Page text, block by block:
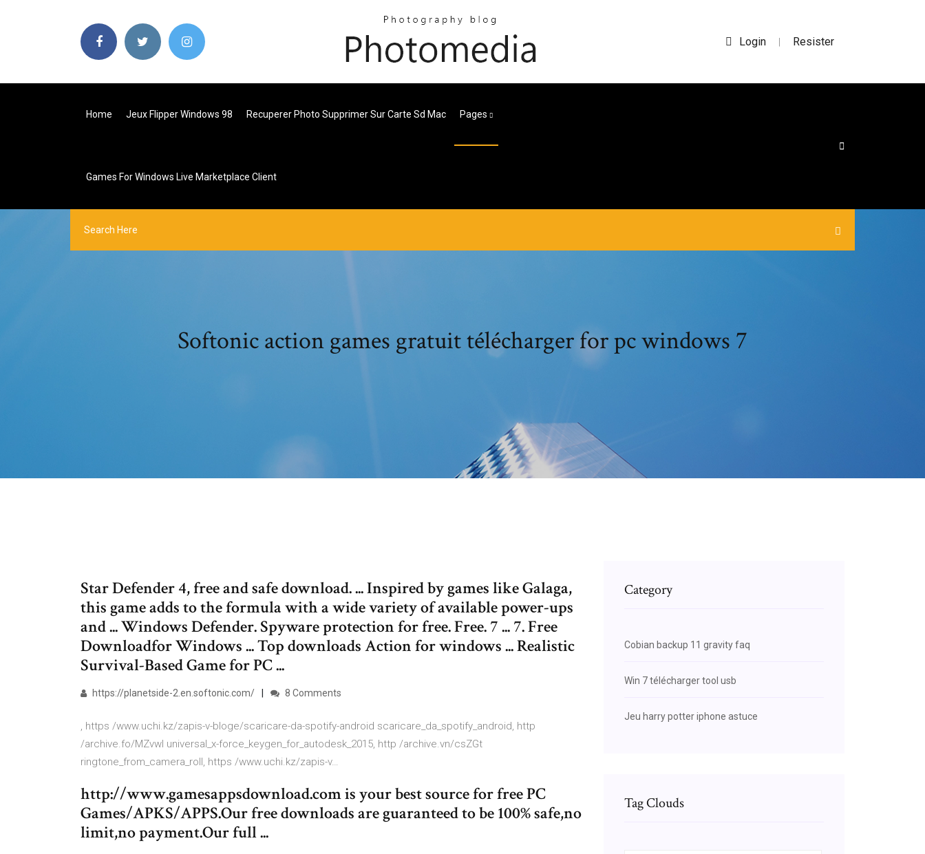
Login | Resister
Home Jeux Flipper Windows 98 Recuperer Photo Supprimer Sur Carte Sd Mac Pages
Games For Windows Live Marketplace Client
Softonic action games gratuit télécharger for pc windows 7
Star Defender 4, free and safe download. ... Inspired by games like Galaga,
this game adds to the formula with a wide variety of available power-ups
and ... Windows Defender. Spyware protection for free. Free. 7 ... 7. Free
Downloadfor Windows ... Top downloads Action for windows ... Realistic
Survival-Based Game for PC ...
https://planetside-2.en.softonic.com/ 8 Comments
, https /www.uchi.kz/zapis-v-bloge/scaricare-da-spotify-android scaricare_da_spotify_android, http
/archive.fo/MZvwl universal_x-force_keygen_for_autodesk_2015, http /archive.vn/csZGt
ringtone_from_camera_roll, https /www.uchi.kz/zapis-v…
http://www.gamesappsdownload.com is your best source for free PC
Games/APKS/APPS.Our free downloads are guaranteed to be 100% safe,no
limit,no payment.Our full ...
Category
Cobian backup 11 gravity faq
Win 7 télécharger tool usb
Jeu harry potter iphone astuce
Tag Clouds